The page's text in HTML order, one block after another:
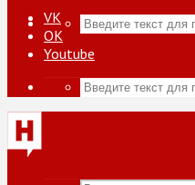
VK
ОК
Youtube